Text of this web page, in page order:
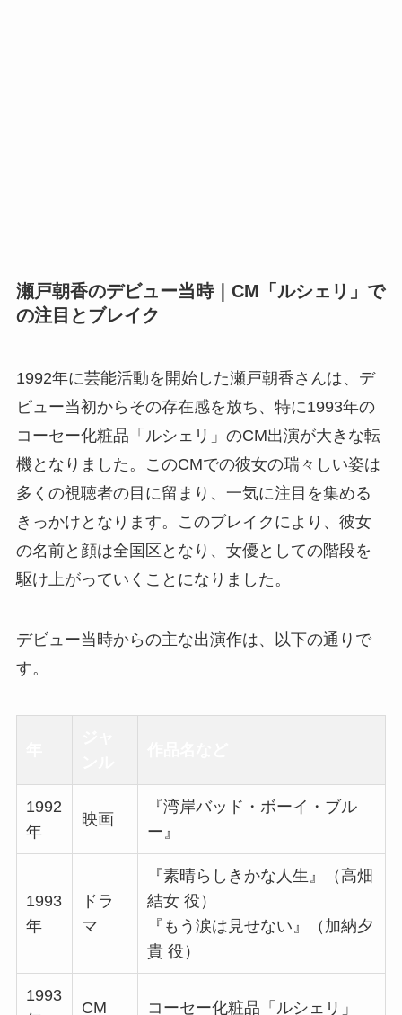
瀬戸朝香のデビュー当時｜CM「ルシェリ」で
の注目とブレイク
1992年に芸能活動を開始した瀬戸朝香さんは、デ
ビュー当初からその存在感を放ち、特に1993年の
コーセー化粧品「ルシェリ」のCM出演が大きな転
機となりました。このCMでの彼女の瑞々しい姿は
多くの視聴者の目に留まり、一気に注目を集める
きっかけとなります。このブレイクにより、彼女
の名前と顔は全国区となり、女優としての階段を
駆け上がっていくことになりました。
デビュー当時からの主な出演作は、以下の通りで
す。
1992
年
映画
『湾岸バッド・ボーイ・ブル
ー』
1993
年
ドラ
マ
『素晴らしきかな人生』（高畑
結女 役）
『もう涙は見せない』（加納夕
貴 役）
1993
CM コーセー化粧品「ルシェリ」